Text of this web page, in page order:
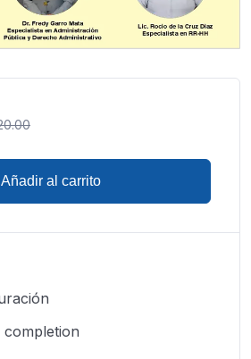
Añadir al carrito